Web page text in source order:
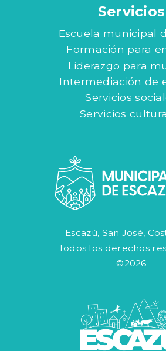
Servicios
Escuela municipal
Formación para
Liderazgo para
Intermediación de
Servicios
Servicios
Escazú, San José,
Todos los derechos
©2026